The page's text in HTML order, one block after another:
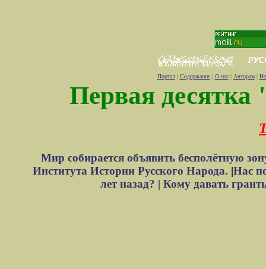
Портал| Содержание| О нас| Авторам|
Первая десятка
Мир собирается объявить бесполётную
Института Истории Русского Народа. |Нас
лет назад? | Кому давать